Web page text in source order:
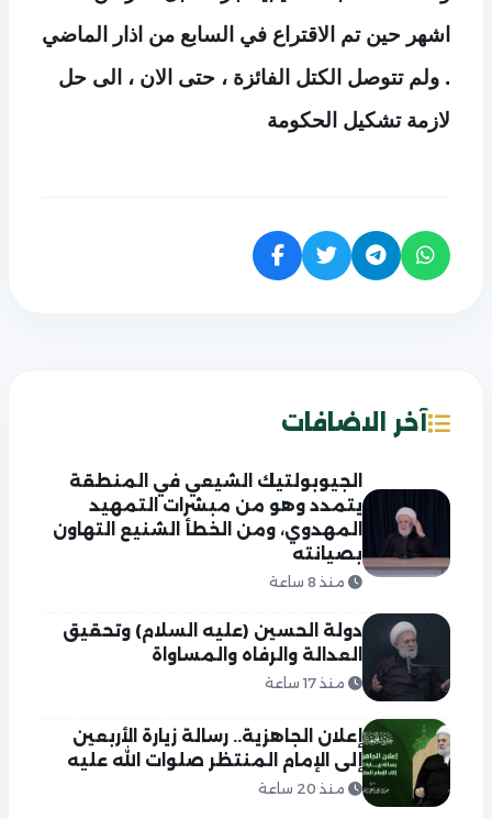
اشهر حين تم الاقتراع في السابع من اذار الماضي
. ولم تتوصل الكتل الفائزة ، حتى الان ، الى حل
لازمة تشكيل الحكومة
آخر الاضافات
الجيوبولتيك الشيعي في المنطقة
يتمدد وهو من مبشرات التمهيد
المهدوي، ومن الخطأ الشنيع التهاون
بصيانته
منذ 8 ساعة
دولة الحسين (عليه السلام) وتحقيق
العدالة والرفاه والمساواة
منذ 17 ساعة
إعلان الجاهزية.. رسالة زيارة الأربعين
إلى الإمام المنتظر صلوات الله عليه
منذ 20 ساعة